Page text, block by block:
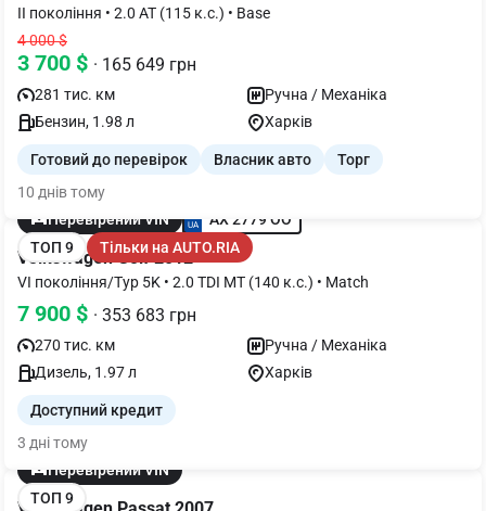
II покоління • 2.0 AT (115 к.с.) • Base
4 000 $
3 700 $ · 165 649 грн
281 тис. км
Ручна / Механіка
Бензин, 1.98 л
Харків
Готовий до перевірок Власник авто
Торг
10 днів тому
Перевірений VIN
AX 2779 OO
ТОП 9
Тільки на AUTO.RIA
Volkswagen Golf 2012
VI покоління/Typ 5K • 2.0 TDI MT (140 к.с.) • Match
7 900 $ · 353 683 грн
270 тис. км
Ручна / Механіка
Дизель, 1.97 л
Харків
Доступний кредит
3 дні тому
Перевірений VIN
ТОП 9